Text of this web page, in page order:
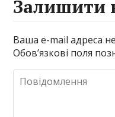
Залишити
Ваша e-mail адреса
Обов’язкові поля